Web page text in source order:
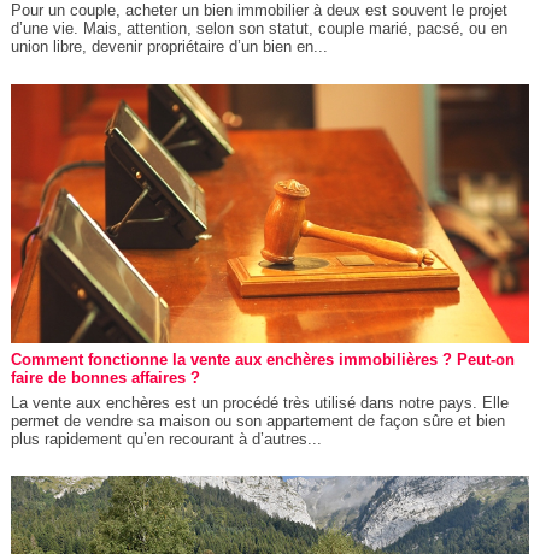
Pour un couple, acheter un bien immobilier à deux est souvent le projet
d’une vie. Mais, attention, selon son statut, couple marié, pacsé, ou en
union libre, devenir propriétaire d’un bien en...
Comment fonctionne la vente aux enchères immobilières ? Peut-on
faire de bonnes affaires ?
La vente aux enchères est un procédé très utilisé dans notre pays. Elle
permet de vendre sa maison ou son appartement de façon sûre et bien
plus rapidement qu’en recourant à d’autres...